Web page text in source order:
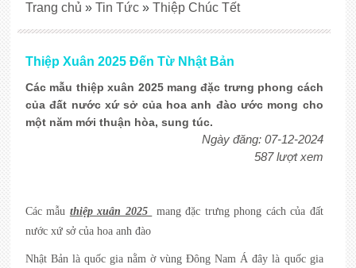
Thiệp Xuân 2025 Đến Từ Nhật Bản
Các mẫu thiệp xuân 2025 mang đặc trưng phong cách
của đất nước xứ sở của hoa anh đào ước mong cho
một năm mới thuận hòa, sung túc.
Ngày đăng: 07-12-2024
587 lượt xem
Các mẫu thiệp xuân 2025
mang đặc trưng phong cách của đất
nước xứ sở của hoa anh đào
Nhật Bản là quốc gia nằm ờ vùng Đông Nam Á đây là quốc gia
Trang chủ » Tin Tức » Thiệp Chúc Tết